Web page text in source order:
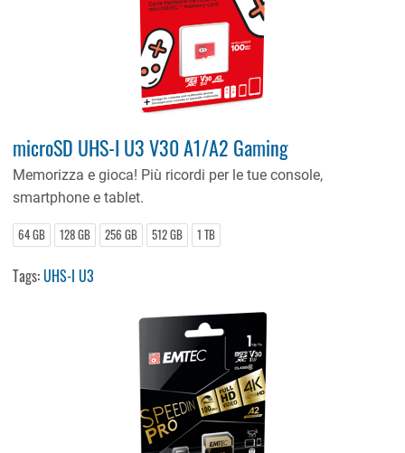
microSD UHS-I U3 V30 A1/A2 Gaming
Memorizza e gioca! Più ricordi per le tue console,
smartphone e tablet.
64 GB 128 GB 256 GB 512 GB 1 TB
Tags:UHS-I U3